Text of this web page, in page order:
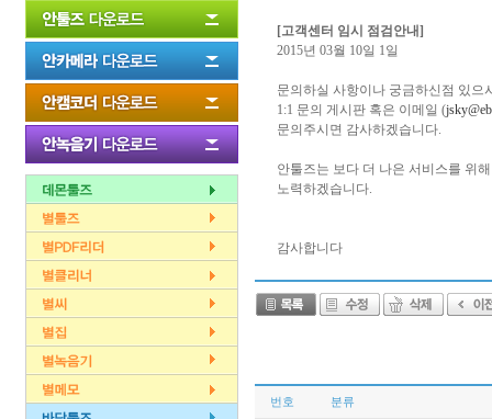
[고객센터 임시 점검안내]
2015년 03월 10일 1일
문의하실 사항이나 궁금하신점 있으
1:1 문의 게시판 혹은 이메일 (
문의주시면 감사하겠습니다.
안툴즈는 보다 더 나은 서비스를 위해
노력하겠습니다.
감사합니다
번호 분류